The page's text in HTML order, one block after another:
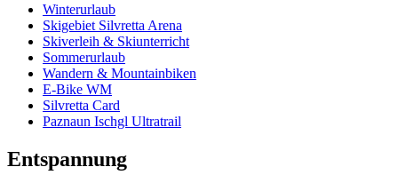
Winterurlaub
Skigebiet Silvretta Arena
Skiverleih & Skiunterricht
Sommerurlaub
Wandern & Mountainbiken
E-Bike WM
Silvretta Card
Paznaun Ischgl Ultratrail
Entspannung